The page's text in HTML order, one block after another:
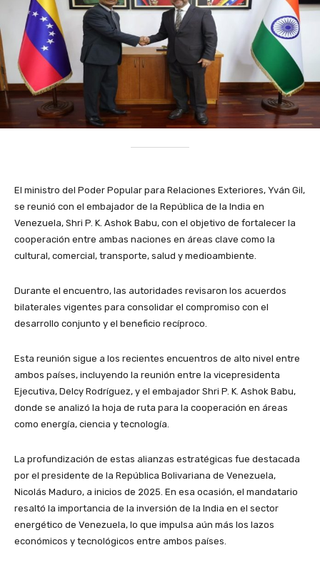
El ministro del Poder Popular para Relaciones Exteriores, Yván Gil,
se reunió con el embajador de la República de la India en
Venezuela, Shri P. K. Ashok Babu, con el objetivo de fortalecer la
cooperación entre ambas naciones en áreas clave como la
cultural, comercial, transporte, salud y medioambiente.
Durante el encuentro, las autoridades revisaron los acuerdos
bilaterales vigentes para consolidar el compromiso con el
desarrollo conjunto y el beneficio recíproco.
Esta reunión sigue a los recientes encuentros de alto nivel entre
ambos países, incluyendo la reunión entre la vicepresidenta
Ejecutiva, Delcy Rodríguez, y el embajador Shri P. K. Ashok Babu,
donde se analizó la hoja de ruta para la cooperación en áreas
como energía, ciencia y tecnología.
La profundización de estas alianzas estratégicas fue destacada
por el presidente de la República Bolivariana de Venezuela,
Nicolás Maduro, a inicios de 2025. En esa ocasión, el mandatario
resaltó la importancia de la inversión de la India en el sector
energético de Venezuela, lo que impulsa aún más los lazos
económicos y tecnológicos entre ambos países.